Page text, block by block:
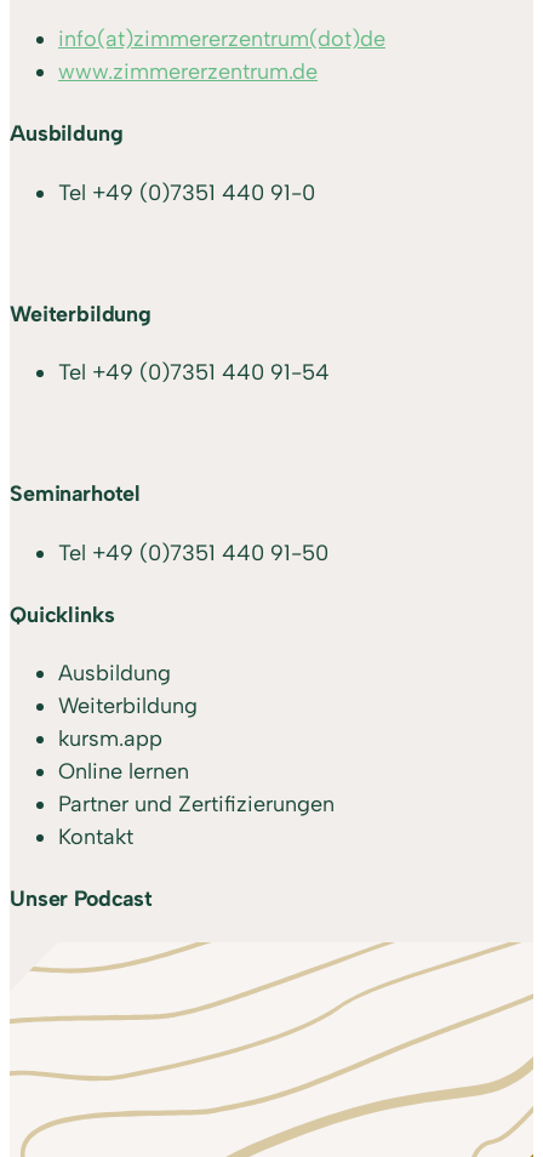
info(at)zimmererzentrum(dot)de
www.zimmererzentrum.de
Ausbildung
Tel +49 (0)7351 440 91-0
Weiterbildung
Tel +49 (0)7351 440 91-54
Seminarhotel
Tel +49 (0)7351 440 91-50
Quicklinks
Ausbildung
Weiterbildung
kursm.app
Online lernen
Partner und Zertifizierungen
Kontakt
Unser Podcast